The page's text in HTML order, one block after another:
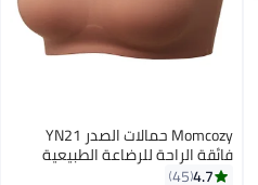
Momcozy حمالات الصدر YN21
فائقة الراحة للرضاعة الطبيعية
بدون درزات
4.7
45